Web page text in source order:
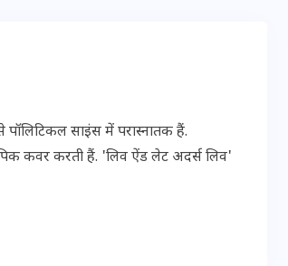
पॉलिटिकल साइंस में परास्नातक हैं.
कवर करती हैं. 'लिव ऐंड लेट अदर्स लिव'